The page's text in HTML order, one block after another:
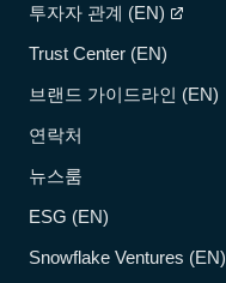
투자자 관계 (EN)
Trust Center (EN)
브랜드 가이드라인 (EN)
연락처
뉴스룸
ESG (EN)
Snowflake Ventures (EN)